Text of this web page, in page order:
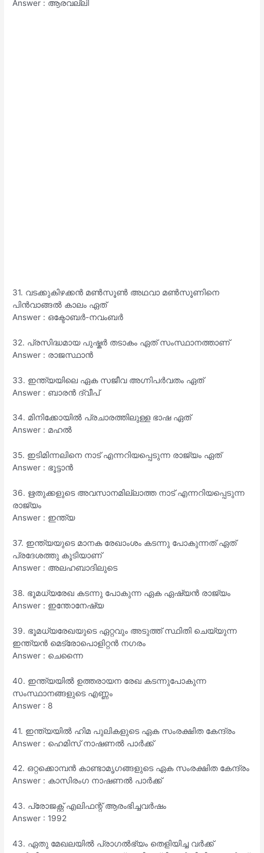
Answer : ആരവല്ലി
31. വടക്കുകിഴക്കൻ മൺസൂൺ അഥവാ മൺസൂണിനെ
പിൻവാങ്ങൽ കാലം ഏത്
Answer : ഒക്ടോബർ-നവംബർ
32. പ്രസിദ്ധമായ പുഷ്കർ തടാകം ഏത് സംസ്ഥാനത്താണ്
Answer : രാജസ്ഥാൻ
33. ഇന്ത്യയിലെ ഏക സജീവ അഗ്നിപർവതം ഏത്
Answer : ബാരൻ ദ്വീപ്
34. മിനിക്കോയിൽ പ്രചാരത്തിലുള്ള ഭാഷ ഏത്
Answer : മഹൽ
35. ഇടിമിന്നലിനെ നാട് എന്നറിയപ്പെടുന്ന രാജ്യം ഏത്
Answer : ഭൂട്ടാൻ
36. ഋതുക്കളുടെ അവസാനമില്ലാത്ത നാട് എന്നറിയപ്പെടുന്ന
രാജ്യം
Answer : ഇന്ത്യ
37. ഇന്ത്യയുടെ മാനക രേഖാംശം കടന്നു പോകുന്നത് ഏത്
പ്രദേശത്തു കൂടിയാണ്
Answer : അലഹബാദിലുടെ
38. ഭൂമധ്യരേഖ കടന്നു പോകുന്ന ഏക ഏഷ്യൻ രാജ്യം
Answer : ഇന്തോനേഷ്യ
39. ഭൂമധ്യരേഖയുടെ ഏറ്റവും അടുത്ത് സ്ഥിതി ചെയ്യുന്ന
ഇന്ത്യൻ മെട്രോപൊളിറ്റൻ നഗരം
Answer : ചെന്നൈ
40. ഇന്ത്യയിൽ ഉത്തരായന രേഖ കടന്നുപോകുന്ന
സംസ്ഥാനങ്ങളുടെ എണ്ണം
Answer : 8
41. ഇന്ത്യയിൽ ഹിമ പുലികളുടെ ഏക സംരക്ഷിത കേന്ദ്രം
Answer : ഹെമിസ് നാഷണൽ പാർക്ക്
42. ഒറ്റക്കൊമ്പൻ കാണ്ടാമൃഗങ്ങളുടെ ഏക സംരക്ഷിത കേന്ദ്രം
Answer : കാസിരംഗ നാഷണൽ പാർക്ക്
43. പ്രോജക്റ്റ് എലിഫന്റ് ആരംഭിച്ചവർഷം
Answer : 1992
43. ഏതു മേഖലയിൽ പ്രാഗൽഭ്യം തെളിയിച്ച വർക്ക്